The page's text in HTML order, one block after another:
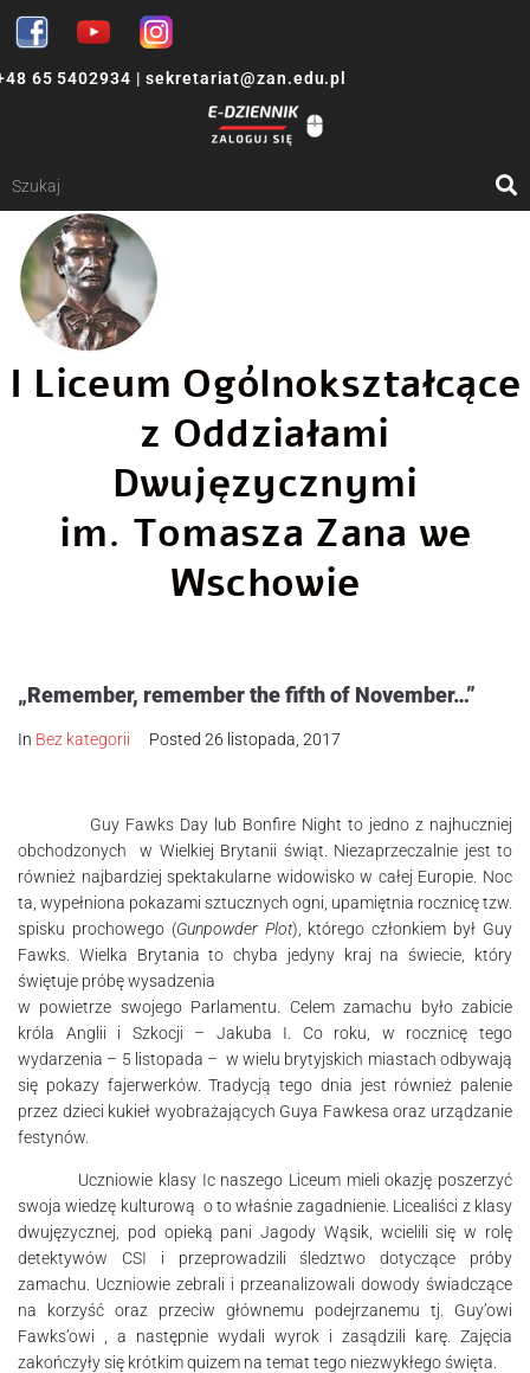
65 5402934 | sekretariat@zan.edu.pl
I Liceum Ogólnokształcące
z Oddziałami
Dwujęzycznymi
im. Tomasza Zana we
Wschowie
„Remember, remember the fifth of November…”
In Bez kategorii Posted 26 listopada, 2017
Guy Fawks Day lub Bonfire Night to jedno z najhuczniej
obchodzonych w Wielkiej Brytanii świąt. Niezaprzeczalnie jest to
również najbardziej spektakularne widowisko w całej Europie. Noc
ta, wypełniona pokazami sztucznych ogni, upamiętnia rocznicę tzw.
spisku prochowego (Gunpowder Plot), którego członkiem był Guy
Fawks. Wielka Brytania to chyba jedyny kraj na świecie, który
świętuje próbę wysadzenia
w powietrze swojego Parlamentu. Celem zamachu było zabicie
króla Anglii i Szkocji – Jakuba I. Co roku, w rocznicę tego
wydarzenia – 5 listopada – w wielu brytyjskich miastach odbywają
się pokazy fajerwerków. Tradycją tego dnia jest również palenie
przez dzieci kukieł wyobrażających Guya Fawkesa oraz urządzanie
festynów.
Uczniowie klasy Ic naszego Liceum mieli okazję poszerzyć
swoja wiedzę kulturową o to właśnie zagadnienie. Licealiści z klasy
dwujęzycznej, pod opieką pani Jagody Wąsik, wcielili się w rolę
detektywów CSI i przeprowadzili śledztwo dotyczące próby
zamachu. Uczniowie zebrali i przeanalizowali dowody świadczące
na korzyść oraz przeciw głównemu podejrzanemu tj. Guy’owi
Fawks’owi , a następnie wydali wyrok i zasądzili karę. Zajęcia
zakończyły się krótkim quizem na temat tego niezwykłego święta.